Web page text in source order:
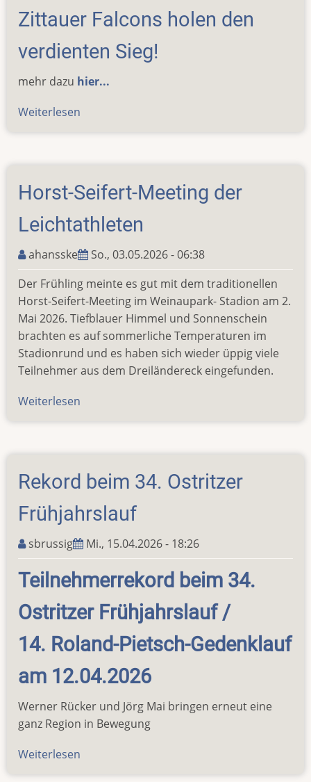
Zittauer Falcons holen den
verdienten Sieg!
mehr dazu hier...
Weiterlesen
im
Finale:
Zittauer
Falcons
Horst-Seifert-Meeting der
Leichtathleten
ahansske
So., 03.05.2026 - 06:38
Der Frühling meinte es gut mit dem traditionellen
Horst-Seifert-Meeting im Weinaupark- Stadion am 2.
Mai 2026. Tiefblauer Himmel und Sonnenschein
brachten es auf sommerliche Temperaturen im
Stadionrund und es haben sich wieder üppig viele
Teilnehmer aus dem Dreiländereck eingefunden.
Weiterlesen
Meeting
der
Leichtathleten
Rekord beim 34. Ostritzer
Frühjahrslauf
sbrussig Mi., 15.04.2026 - 18:26
Teilnehmerrekord beim 34.
Ostritzer Frühjahrslauf /
14. Roland-Pietsch-Gedenklauf
am 12.04.2026
Werner Rücker und Jörg Mai bringen erneut eine
ganz Region in Bewegung
Weiterlesen